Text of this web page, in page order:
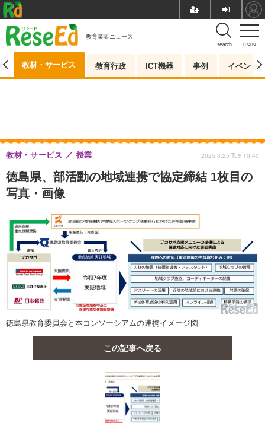
menu
search
教育業界ニュース
教材・サービス 教育行政 ICT機器 事例 イベント
徳島県、部活動の地域連携で協定締結 1枚目の
写真・画像
教材・サービス 授業 2025.3.25 Tue 10:45
徳島県教育委員会と本コンソーシアムの連携イメージ図
この記事へ戻る